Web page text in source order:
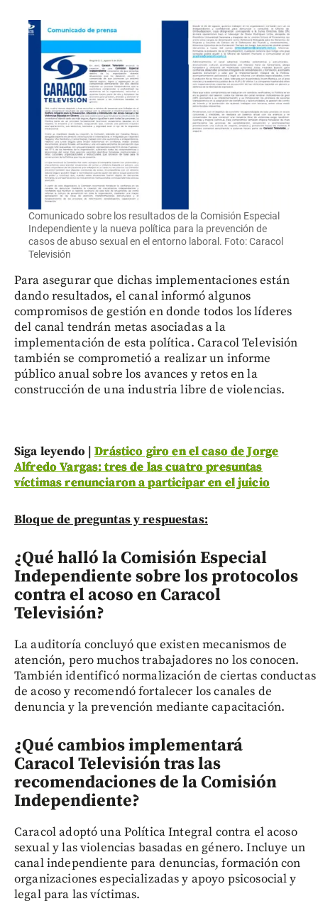
Comunicado sobre los resultados de la Comisión Especial
Independiente y la nueva política para la prevención de
casos de abuso sexual en el entorno laboral. Foto: Caracol
Televisión
Para asegurar que dichas implementaciones están
dando resultados, el canal informó algunos
compromisos de gestión en donde todos los líderes
del canal tendrán metas asociadas a la
implementación de esta política. Caracol Televisión
también se comprometió a realizar un informe
público anual sobre los avances y retos en la
construcción de una industria libre de violencias.
Siga leyendo |Drástico giro en el caso de Jorge
Alfredo Vargas: tres de las cuatro presuntas
víctimas renunciaron a participar en el juicio
Bloque de preguntas y respuestas:
¿Qué halló la Comisión Especial
Independiente sobre los protocolos
contra el acoso en Caracol
Televisión?
La auditoría concluyó que existen mecanismos de
atención, pero muchos trabajadores no los conocen.
También identificó normalización de ciertas conductas
de acoso y recomendó fortalecer los canales de
denuncia y la prevención mediante capacitación.
¿Qué cambios implementará
Caracol Televisión tras las
recomendaciones de la Comisión
Independiente?
Caracol adoptó una Política Integral contra el acoso
sexual y las violencias basadas en género. Incluye un
canal independiente para denuncias, formación con
organizaciones especializadas y apoyo psicosocial y
legal para las víctimas.